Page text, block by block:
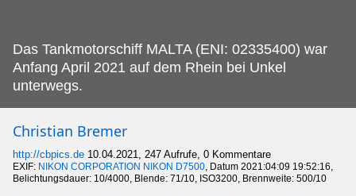
Das Tankmotorschiff MALTA (ENI: 02335400) war
Anfang April 2021 auf dem Rhein bei Unkel
unterwegs.
Christian Bremer
http://cbpics.de 10.04.2021, 247 Aufrufe, 0 Kommentare
EXIF: NIKON CORPORATION NIKON D7500, Datum 2021:04:09 19:52:16,
Belichtungsdauer: 10/4000, Blende: 71/10, ISO3200, Brennweite: 500/10